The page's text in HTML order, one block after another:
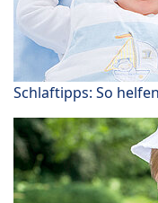
Schlaftipps: So